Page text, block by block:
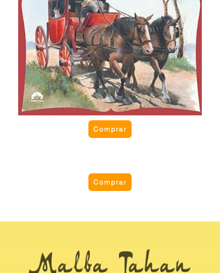
Comprar
A história da onça que queria acordar
colocar a vida dos outros moradores da floresta
com a finalidade de ensinar as vozes de diferentes
animais.
Comprar